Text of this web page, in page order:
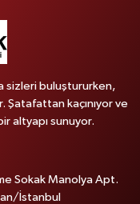
sizleri buluştururken,
kaçınıyor ve
altyapı sunuyor.
Sokak Manolya Apt.
İstanbul